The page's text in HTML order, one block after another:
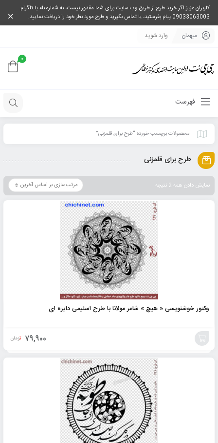
کاربران عزیز اگر خرید طرح از طریق وب سایت برای شما مقدور نیست، به شماره بله یا تلگرام
09033063003 پیام بفرستید، یا تماس بگیرید و طرح مورد نظر خود را دریافت نمایید.
میهمان وارد شوید
0
فهرست
محصولات برچسب خورده “طرح برای قلمزنی”
طرح برای قلمزنی
نمایش دادن همه 2 نتیجه
وکتور خوشنویسی « هیچ » شاعر مولانا با طرح اسلیمی دایره ای
79,900 تومان